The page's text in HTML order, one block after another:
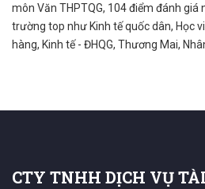
môn Văn THPTQG, 104 điểm đánh giá
trường top như Kinh tế quốc dân, Học
hàng, Kinh tế - ĐHQG, Thương Mai,
CTY TNHH DỊCH VỤ